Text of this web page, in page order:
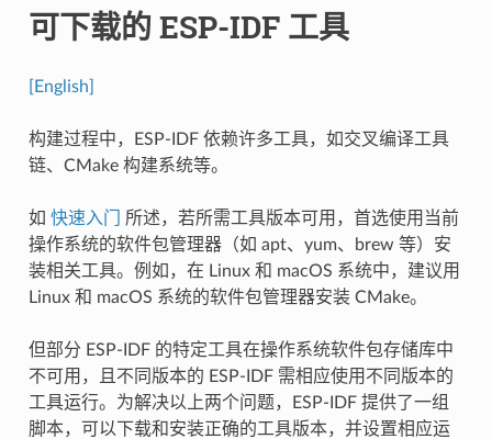
可下载的 ESP-IDF 工具
[English]
构建过程中，ESP-IDF 依赖许多工具，如交叉编译工具
链、CMake 构建系统等。
如 快速入门
所述，若所需工具版本可用，首选使用当前
操作系统的软件包管理器（如 apt、yum、brew 等）安
装相关工具。例如，在 Linux 和 macOS 系统中，建议用
Linux 和 macOS 系统的软件包管理器安装 CMake。
但部分 ESP-IDF 的特定工具在操作系统软件包存储库中
不可用，且不同版本的 ESP-IDF 需相应使用不同版本的
工具运行。为解决以上两个问题，ESP-IDF 提供了一组
脚本，可以下载和安装正确的工具版本，并设置相应运